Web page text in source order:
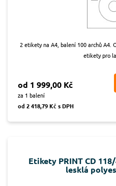
2 etikety na A4, balení 100 archů A4.
etikety pro
od 1 999,00 Kč
za 1 balení
od 2 418,79 Kč s DPH
Etikety PRINT CD
lesklá